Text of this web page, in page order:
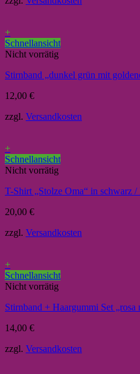
+
Schnellansicht
Nicht vorrätig
Stirnband „dunkel grün mit
12,00 €
zzgl. Versandkosten
+
Schnellansicht
Nicht vorrätig
T-Shirt „Stolze Oma“ in schwarz /
20,00 €
zzgl. Versandkosten
+
Schnellansicht
Nicht vorrätig
Stirnband + Haargummi Set „rosa
14,00 €
zzgl. Versandkosten